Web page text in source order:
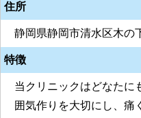
住所
静岡県静岡市清水区木の
特徴
当クリニックはどなたに
囲気作りを大切にし、痛